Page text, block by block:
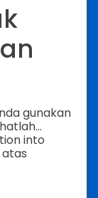
gunakan
into